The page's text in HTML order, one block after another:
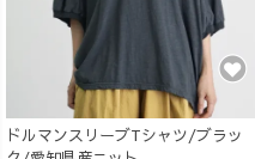
ドルマンスリーブTシャツ/ブラッ